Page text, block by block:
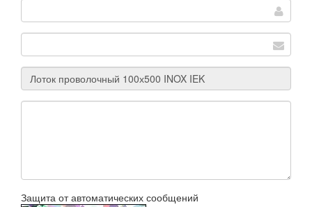
Защита от автоматических сообщений